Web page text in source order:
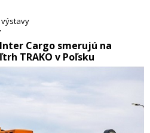
zkušeností a setkání v rámci oboru.
Inter Cargo smerujú na
TRAKO v Poľsku